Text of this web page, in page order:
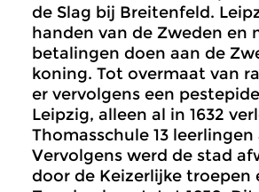
de Slag bij Breitenfeld.
handen van de Zweden en
betalingen doen aan de
koning. Tot overmaat van
er vervolgens een
Leipzig, alleen al in 1632
Thomasschule 13
Vervolgens werd de stad
door de Keizerlijke troepen